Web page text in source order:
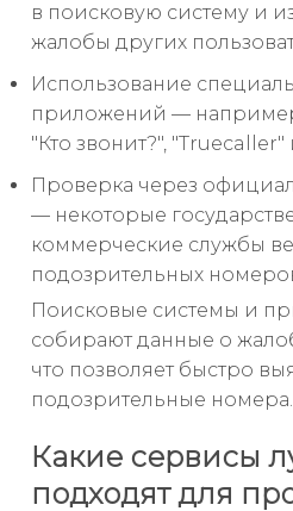
в поисковую систему и
жалобы других
Использование
приложений —
"Кто звонит?", "Truecaller"
Проверка через
— некоторые
коммерческие службы
подозрительных
Поисковые системы и
собирают данные о
что позволяет быстро
подозрительные номера.
Какие сервисы
подходят для